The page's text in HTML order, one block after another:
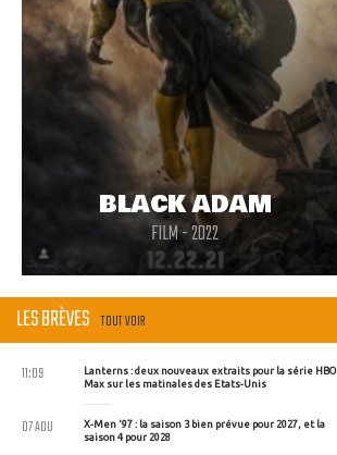
BLACK ADAM
FILM - 2022
LES BRÈVES TOUT VOIR
Lanterns : deux nouveaux extraits pour la série HBO
Max sur les matinales des Etats-Unis
11:09
X-Men '97 : la saison 3 bien prévue pour 2027, et la
saison 4 pour 2028
07 AOU